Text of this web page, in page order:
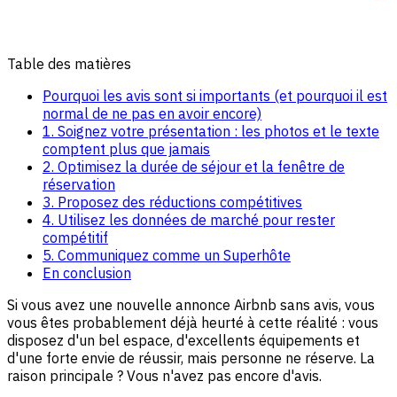
Table des matières
Pourquoi les avis sont si importants (et pourquoi il est
normal de ne pas en avoir encore)
1. Soignez votre présentation : les photos et le texte
comptent plus que jamais
2. Optimisez la durée de séjour et la fenêtre de
réservation
3. Proposez des réductions compétitives
4. Utilisez les données de marché pour rester
compétitif
5. Communiquez comme un Superhôte
En conclusion
Si vous avez une nouvelle annonce Airbnb sans avis, vous
vous êtes probablement déjà heurté à cette réalité : vous
disposez d'un bel espace, d'excellents équipements et
d'une forte envie de réussir, mais personne ne réserve. La
raison principale ? Vous n'avez pas encore d'avis.